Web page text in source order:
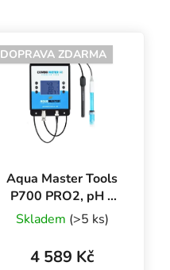
DOPRAVA ZDARMA
Aqua Master Tools
P700 PRO2, pH a
EC/CF/PPM metr a
teploměr
Skladem (>5 ks)
4 589 Kč